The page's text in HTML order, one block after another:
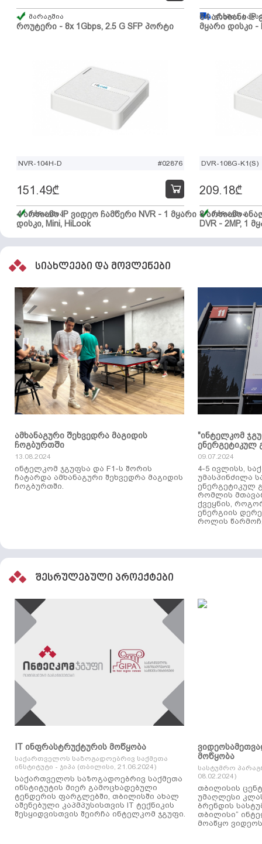
როუტერი - 8x 1Gbps, 2.5 G SFP პორტი
მარაგშია
64 არხიანი IP
მყარი დისკი -
გზაშია,
NVR-104H-D #02876
4 არხიანი IP ვიდეო ჩამწერი NVR - 1 მყარი
დისკი, Mini, HiLook
151.49₾
მარაგშია
DVR-108G-K1(S)
8 არხიანი
DVR - 2MP, 1
209.18₾
მარაგშია
სიახლეები და მოვლენები
ამხანაგური შეხვედრა მაგიდის
ჩოგბურთში
13.08.2024
ინტელკომ ჯგუფსა და F1-ს შორის
ჩატარდა ამხანაგური შეხვედრა მაგიდის
ჩოგბურთში.
"ინტელკომ
ენერგეტიკულ
09.07.2024
4-5 ივლისს,
უმასპინძილა
ენერგეტიკულ
რომლის
ქვეყნის,
ენერგიის
როლის
შესრულებული პროექტები
IT ინფრასტრუქტურის მოწყობა
საქართველოს საზოგადოებრივ საქმეთა
ინსტიტუტი - ჯიპა (თბილისი, 21.06.2024)
საქართველოს საზოგადოებრივ საქმეთა
ინსტიტუტის მიერ გამოცხადებული
ტენდერის ფარგლებში, თბილისში ახალ
აშენებული კაპმპუსისთვის IT ტექნიკის
შესყიდვისთვის შეირჩა ინტელკომ ჯგუფი.
მოწყობა
სასტუმრო
08.02.2024)
თბილისის
უმაღლესი
ბრენდის
თბილისი“
მოაწყო